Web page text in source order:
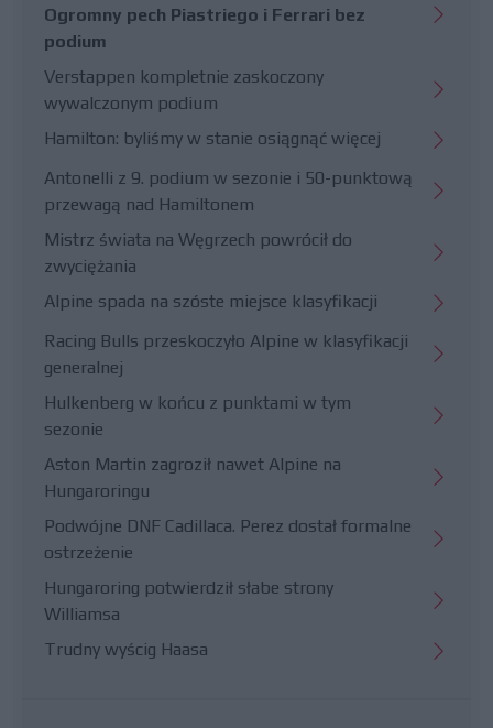
Ogromny pech Piastriego i Ferrari bez
podium
Verstappen kompletnie zaskoczony
wywalczonym podium
Hamilton: byliśmy w stanie osiągnąć więcej
Antonelli z 9. podium w sezonie i 50-punktową
przewagą nad Hamiltonem
Mistrz świata na Węgrzech powrócił do
zwyciężania
Alpine spada na szóste miejsce klasyfikacji
Racing Bulls przeskoczyło Alpine w klasyfikacji
generalnej
Hulkenberg w końcu z punktami w tym
sezonie
Aston Martin zagroził nawet Alpine na
Hungaroringu
Podwójne DNF Cadillaca. Perez dostał formalne
ostrzeżenie
Hungaroring potwierdził słabe strony
Williamsa
Trudny wyścig Haasa